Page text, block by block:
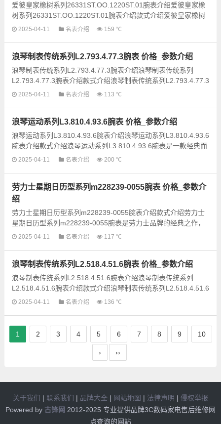
爱彼皇家橡树系列26331ST.OO.1220ST.01腕表介绍爱彼皇家橡
树系列26331ST.OO.1220ST.01腕表介绍款式介绍爱彼皇家橡树
系列26331ST.OO.1220ST.01腕表是一款经典的运动风格手表...
2025-04-11 名表介绍 159 ℃
浪琴制表传统系列L2.793.4.77.3腕表 价格_参数介绍
浪琴制表传统系列L2.793.4.77.3腕表介绍浪琴制表传统系列
L2.793.4.77.3腕表介绍款式介绍浪琴制表传统系列L2.793.4.77.3
腕表是浪琴品牌经典风格的代表作品之一。这款腕表采...
2025-04-11 名表介绍 113 ℃
浪琴运动系列L3.810.4.93.6腕表 价格_参数介绍
浪琴运动系列L3.810.4.93.6腕表介绍浪琴运动系列L3.810.4.93.6
腕表介绍款式介绍浪琴运动系列L3.810.4.93.6腕表是一款经典而
又时尚的手表，它采用了浪琴一贯的简约设计风...
2025-04-11 名表介绍 200 ℃
劳力士星期日历型系列m228239-0055腕表 价格_参数介
绍
劳力士星期日历型系列m228239-0055腕表介绍款式介绍劳力士
星期日历型系列m228239-0055腕表是劳力士品牌的经典之作，
以其优雅简约的设计风格和功能实用性而闻名。这款腕表采用...
2025-04-11 名表介绍 117 ℃
浪琴制表传统系列L2.518.4.51.6腕表 价格_参数介绍
浪琴制表传统系列L2.518.4.51.6腕表介绍浪琴制表传统系列
L2.518.4.51.6腕表介绍款式介绍浪琴制表传统系列L2.518.4.51.6
腕表是浪琴品牌经典传统系列中的一款精美时计。这款...
2025-04-11 名表介绍 136 ℃
1 2 3 4 5 6 7 8 9 10
› ››
关于我们 | 联系我们 | 品牌大全| 网站地图 | 法律声明 | 侵权举报
Powered by 古锋网 2012-2025 专业提供品牌3C数码家电售后维修网
点查询的网站